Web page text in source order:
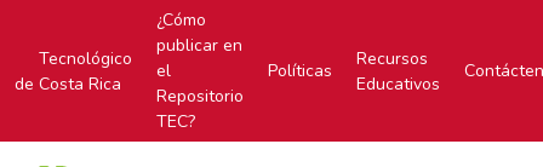
Tecnológico
de Costa Rica
¿Cómo
publicar en
el
Repositorio
TEC?
Políticas
Recursos
Educativos